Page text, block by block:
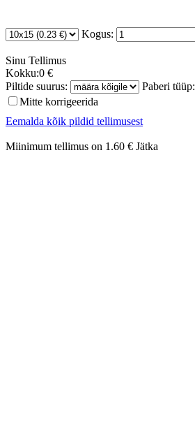
Kogus:
Sinu Tellimus
Kokku:0 €
Piltide suurus:
Paberi tüüp:
Mitte korrigeerida
Eemalda kõik pildid tellimusest
Miinimum tellimus on 1.60 € Jätka